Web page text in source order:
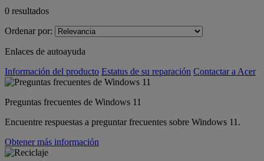
0 resultados
Ordenar por:
Enlaces de autoayuda
Información del producto Estatus de su reparación Contactar a Acer
Preguntas frecuentes de Windows 11
Encuentre respuestas a preguntar frecuentes sobre Windows 11.
Obtener más información